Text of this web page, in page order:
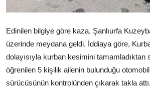
Edinilen bilgiye göre kaza, Şanlıurfa
üzerinde meydana geldi. İddiaya göre,
dolayısıyla kurban kesimini tamamladıktan
öğrenilen 5 kişilik ailenin bulunduğu
sürücüsünün kontrolünden çıkarak takla attı.